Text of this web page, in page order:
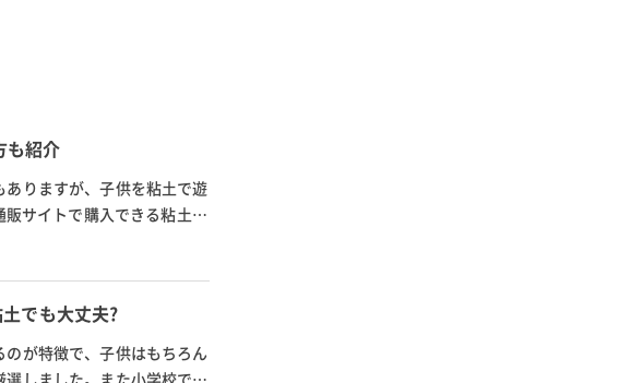
も紹介
りますが、子供を粘土で遊
サイトで購入できる粘土
でも大丈夫?
が特徴で、子供はもちろん